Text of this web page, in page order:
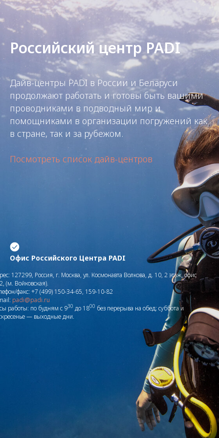
Российский центр PADI
Дайв-центры PADI в России и Беларуси
продолжают работать и готовы быть вашими
проводниками в подводный мир и
помощниками в организации погружений как
в стране, так и за рубежом.
Посмотреть список дайв-центров
Офис Российского Центра PADI
127299, Россия, г. Москва, ул. Космонавта Волкова, д. 10, 2 этаж, офис
(м. Войковская).
факс: +7 (499) 150-34-65, 159-10-82
padi@padi.ru
работы: по будням с 930 до 1800 без перерыва на обед; суббота и
— выходные дни.